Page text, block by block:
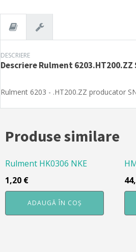
DESCRIERE
DescriereRulment 6203.HT200.ZZ
Rulment 6203 - .HT200.ZZ producator
Produse similare
Rulment HK0306 NKE
1,20 €
ADAUGĂ ÎN COȘ